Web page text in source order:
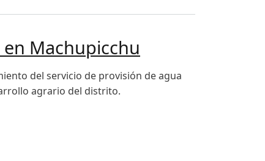
Machupicchu
del servicio de provisión de agua
agrario del distrito.